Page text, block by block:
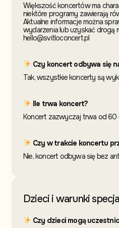
Większość koncertów ma
niektóre programy zawierają
Aktualne informacje można
wydarzenia lub uzyskać drogą
hello@svitloconcert.pl
Czy koncert odbywa się
Tak, wszystkie koncerty są
Ile trwa koncert?
Koncert zazwyczaj trwa od 60
Czy w trakcie koncertu
Nie, koncert odbywa się bez
Dzieci i warunki
Czy dzieci mogą